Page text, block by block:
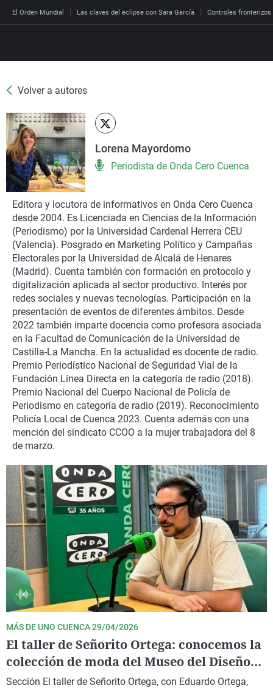
El Orden Mundial Las claves del eclipse con Sara García Controles fronterizos
Directo
Programas
Por fin
La brújula
Radioestadio
Radioestadio noche
El colegio invisible
La rosa de los vientos
Gente viajera
Como el perro y el
Podcast
Malas decisiones
El viaje del Guernica
Invisibles
Prohibido morirse
Esto no ha pasado
Caso
Retornados
Equipo de
Operación Viuda
España
Aragón
Cantabria
Cataluña
Comunidad de Madrid
Comunitat Valenciana
Extremadura
Galicia
La Rioja
Navarra
País Vasco
Economía
Deportes
Baloncesto
Motor
El tiempo
Más noticias
Mundo
Cultura
Ciencia y Tecnología
Gastronomía
Medio ambiente
Virales
Televisión
Elecciones
Volver a autores
Lorena Mayordomo
Periodista de Onda Cero Cuenca
Editora y locutora de informativos en Onda Cero Cuenca
desde 2004. Es Licenciada en Ciencias de la Información
(Periodismo) por la Universidad Cardenal Herrera CEU
(Valencia). Posgrado en Marketing Político y Campañas
Electorales por la Universidad de Alcalá de Henares
(Madrid). Cuenta también con formación en protocolo y
digitalización aplicada al sector productivo. Interés por
redes sociales y nuevas tecnologías. Participación en la
presentación de eventos de diferentes ámbitos. Desde
2022 también imparte docencia como profesora asociada
en la Facultad de Comunicación de la Universidad de
Castilla-La Mancha. En la actualidad es docente de radio.
Premio Periodístico Nacional de Seguridad Vial de la
Fundación Línea Directa en la categoría de radio (2018).
Premio Nacional del Cuerpo Nacional de Policía de
Periodismo en categoría de radio (2019). Reconocimiento
Policía Local de Cuenca 2023. Cuenta además con una
mención del sindicato CCOO a la mujer trabajadora del 8
de marzo.
MÁS DE UNO CUENCA 29/04/2026
El taller de Señorito Ortega: conocemos la
colección de moda del Museo del Diseño
de Barcelona
Sección El taller de Señorito Ortega, con Eduardo Ortega,